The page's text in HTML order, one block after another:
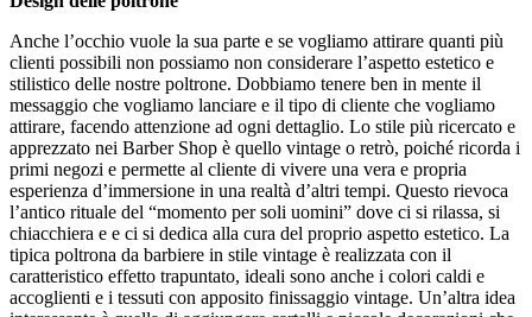
Anche l’occhio vuole la sua parte e se vogliamo attirare quanti più
clienti possibili non possiamo non considerare l’aspetto estetico e
stilistico delle nostre poltrone. Dobbiamo tenere ben in mente il
messaggio che vogliamo lanciare e il tipo di cliente che vogliamo
attirare, facendo attenzione ad ogni dettaglio. Lo stile più ricercato e
apprezzato nei Barber Shop è quello vintage o retrò, poiché ricorda i
primi negozi e permette al cliente di vivere una vera e propria
esperienza d’immersione in una realtà d’altri tempi. Questo rievoca
l’antico rituale del “momento per soli uomini” dove ci si rilassa, si
chiacchiera e e ci si dedica alla cura del proprio aspetto estetico. La
tipica poltrona da barbiere in stile vintage è realizzata con il
caratteristico effetto trapuntato, ideali sono anche i colori caldi e
accoglienti e i tessuti con apposito finissaggio vintage. Un’altra idea